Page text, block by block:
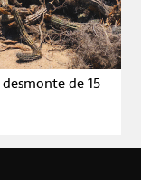
de 15